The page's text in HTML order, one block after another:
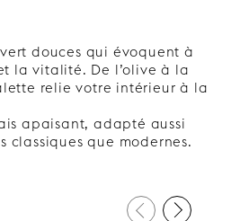
douces qui évoquent à
la vitalité. De l’olive à la
relie votre intérieur à la
apaisant, adapté aussi
classiques que modernes.